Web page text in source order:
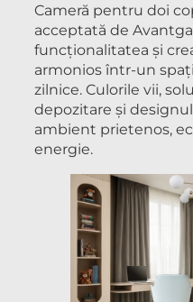
Cameră pentru doi
acceptată de
funcționalitatea și
armonios într-un
zilnice. Culorile vii,
depozitare și
ambient prietenos,
energie.